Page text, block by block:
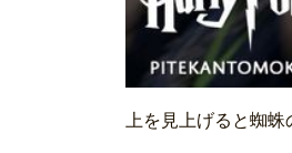
上を見上げると蜘